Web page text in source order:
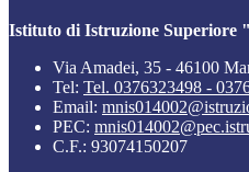
Istituto di Istruzione Superiore
Via Amadei, 35 - 46100
Tel: Tel. 0376323498 -
Email:
PEC:
C.F.: 93074150207